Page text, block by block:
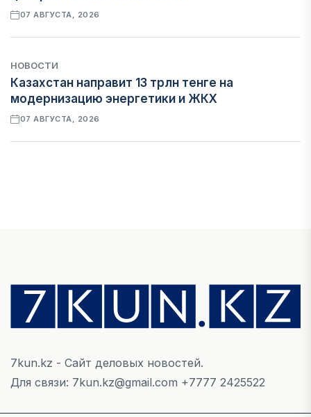
07 АВГУСТА, 2026
НОВОСТИ
Казахстан направит 13 трлн тенге на
модернизацию энергетики и ЖКХ
07 АВГУСТА, 2026
Денежно-кредитная политика влияет не
только на спрос, но и на предложение труда
07 АВГУСТА, 2026
НОВОСТИ
обратились в Генеральную прокуратуру
7kun.kz - Сайт деловых новостей.
Для связи: 7kun.kz@gmail.com +7777 2425522